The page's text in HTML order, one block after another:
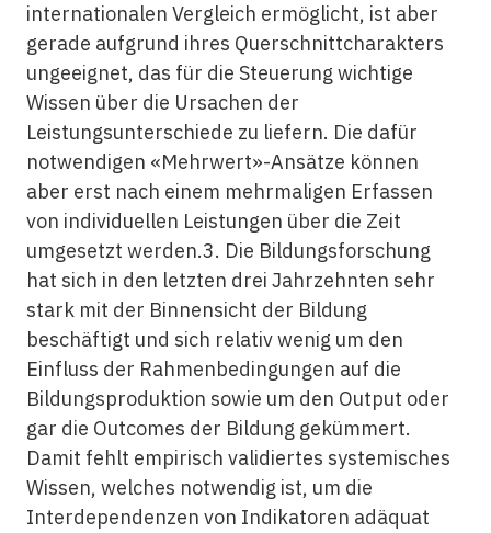
internationalen Vergleich ermöglicht, ist aber
gerade aufgrund ihres Querschnittcharakters
ungeeignet, das für die Steuerung wichtige
Wissen über die Ursachen der
Leistungsunterschiede zu liefern. Die dafür
notwendigen «Mehrwert»-Ansätze können
aber erst nach einem mehrmaligen Erfassen
von individuellen Leistungen über die Zeit
umgesetzt werden.3. Die Bildungsforschung
hat sich in den letzten drei Jahrzehnten sehr
stark mit der Binnensicht der Bildung
beschäftigt und sich relativ wenig um den
Einfluss der Rahmenbedingungen auf die
Bildungsproduktion sowie um den Output oder
gar die Outcomes der Bildung gekümmert.
Damit fehlt empirisch validiertes systemisches
Wissen, welches notwendig ist, um die
Interdependenzen von Indikatoren adäquat